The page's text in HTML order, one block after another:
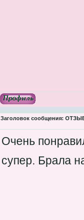
Заголовок сообщения:
Очень
супер. Брала